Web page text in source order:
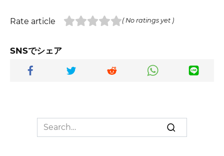
Rate article ( No ratings yet )
SNSでシェア
Search
for: